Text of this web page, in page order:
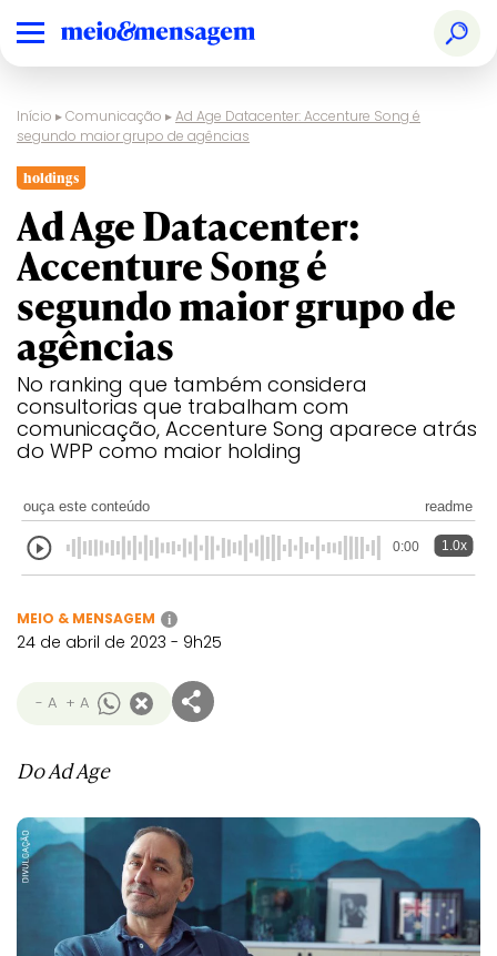
Início ▸Comunicação ▸Ad Age Datacenter: Accenture Song é
segundo maior grupo de agências
holdings
Ad Age Datacenter:
Accenture Song é
segundo maior grupo de
agências
No ranking que também considera
consultorias que trabalham com
comunicação, Accenture Song aparece atrás
do WPP como maior holding
ouça este conteúdo readme
0:00 1.0x
MEIO & MENSAGEM i
24 de abril de 2023 - 9h25
- A + A
Do Ad Age